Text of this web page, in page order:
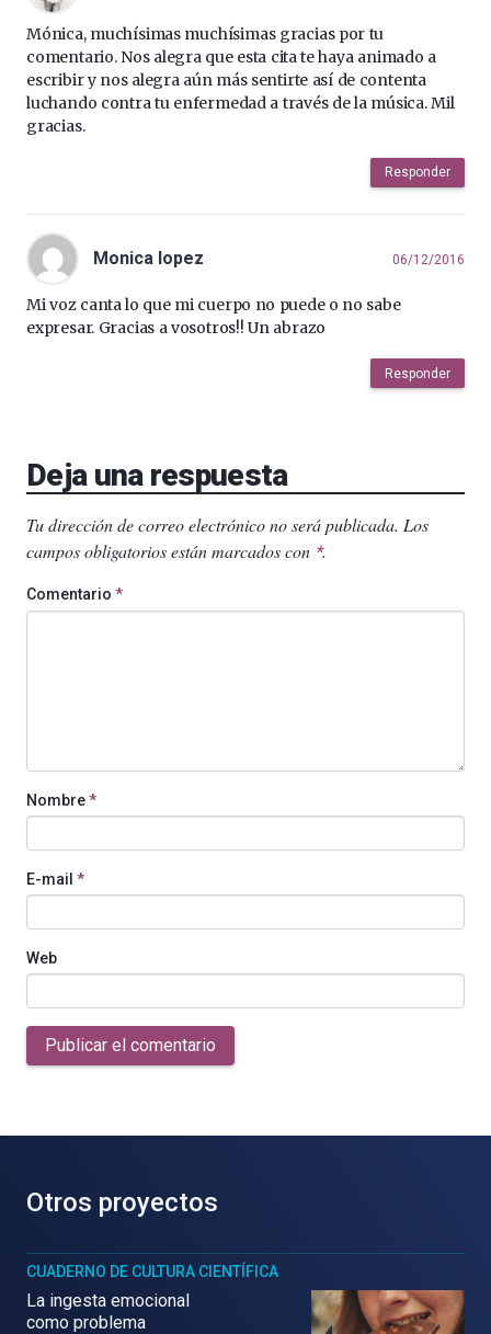
Mónica, muchísimas muchísimas gracias por tu
comentario. Nos alegra que esta cita te haya animado a
escribir y nos alegra aún más sentirte así de contenta
luchando contra tu enfermedad a través de la música. Mil
gracias.
Responder
Monica lopez 06/12/2016
Mi voz canta lo que mi cuerpo no puede o no sabe
expresar. Gracias a vosotros!! Un abrazo
Responder
Deja una respuesta
Tu dirección de correo electrónico no será publicada. Los
campos obligatorios están marcados con *.
Comentario *
Nombre*
E-mail *
Web
Publicar el comentario
Otros proyectos
CUADERNO DE CULTURA CIENTÍFICA
La ingesta emocional
como problema